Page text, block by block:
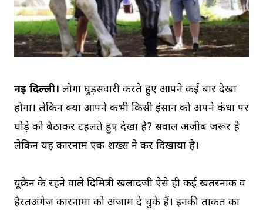
नई दिल्ली। लोगों घुड़सवारी करते हुए आपने कई बार देखा
होगा। लेकिन क्या आपने कभी किसी इंसान को अपने कंधों पर
घोड़े को बैठाकर टहलते हुए देखा है? सवाल अजीब जरूर है
लेकिन यह कारनाम एक शख्स ने कर दिखाया है।
यूक्रेन के रहने वाले दिमित्री खलादजी ऐसे ही कई खतरनाक व
हैरतअंगेज कारनामों को अंजाम दे चुके हैं। इनकी ताकत का